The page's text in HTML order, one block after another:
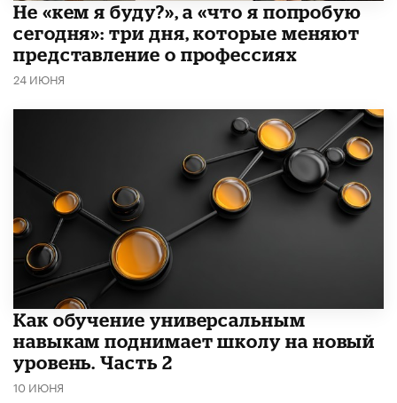
Не «кем я буду?», а «что я попробую
сегодня»: три дня, которые меняют
представление о профессиях
24 ИЮНЯ
​Как обучение универсальным
навыкам поднимает школу на новый
уровень. Часть 2
10 ИЮНЯ